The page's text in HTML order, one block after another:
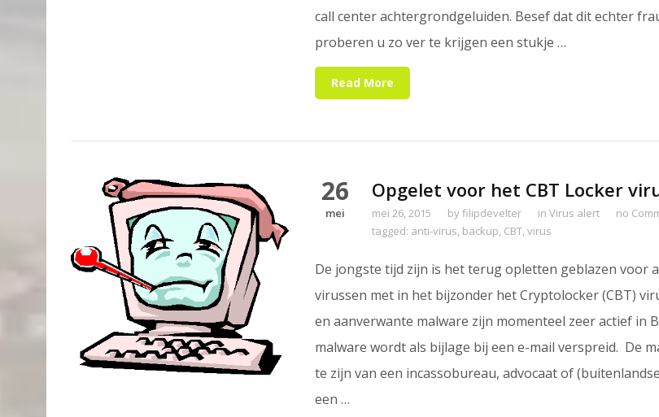
call center achtergrondgeluiden. Besef dat dit echter
proberen u zo ver te krijgen een stukje …
Read More
26
mei
Opgelet voor het CBT Locker
mei 26, 2015 byfilipdevelter in Virus alert
no
tagged: anti-virus, backup, CBT,virus
De jongste tijd zijn is het terug opletten geblazen voor
virussen met in het bijzonder het Cryptolocker (CBT)
en aanverwante malware zijn momenteel zeer actief in
malware wordt als bijlage bij een e-mail verspreid. De
te zijn van een incassobureau, advocaat of
een …